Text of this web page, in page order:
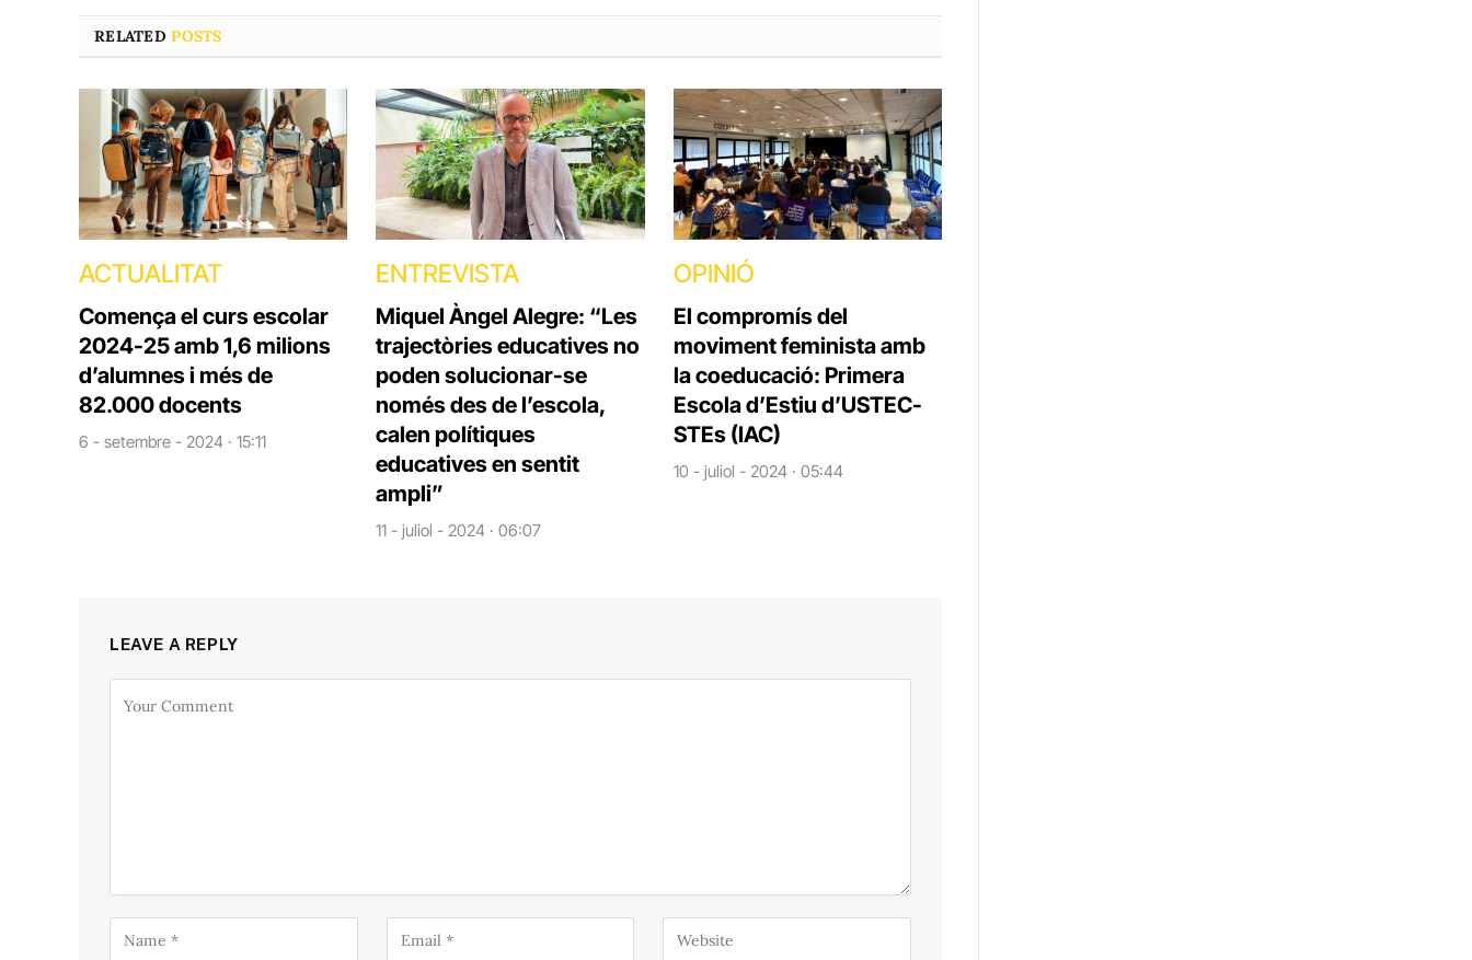
RELATEDPOSTS
ACTUALITAT
Comença el curs escolar
2024-25 amb 1,6 milions
d’alumnes i més de
82.000 docents
6 - setembre - 2024 · 15:11
ENTREVISTA
Miquel Àngel Alegre: “Les
trajectòries educatives no
poden solucionar-se
només des de l’escola,
calen polítiques
educatives en sentit
ampli”
11 - juliol - 2024 · 06:07
OPINIÓ
El compromís del
moviment feminista amb
la coeducació: Primera
Escola d’Estiu d’USTEC-
STEs (IAC)
10 - juliol - 2024 · 05:44
LEAVE A REPLY